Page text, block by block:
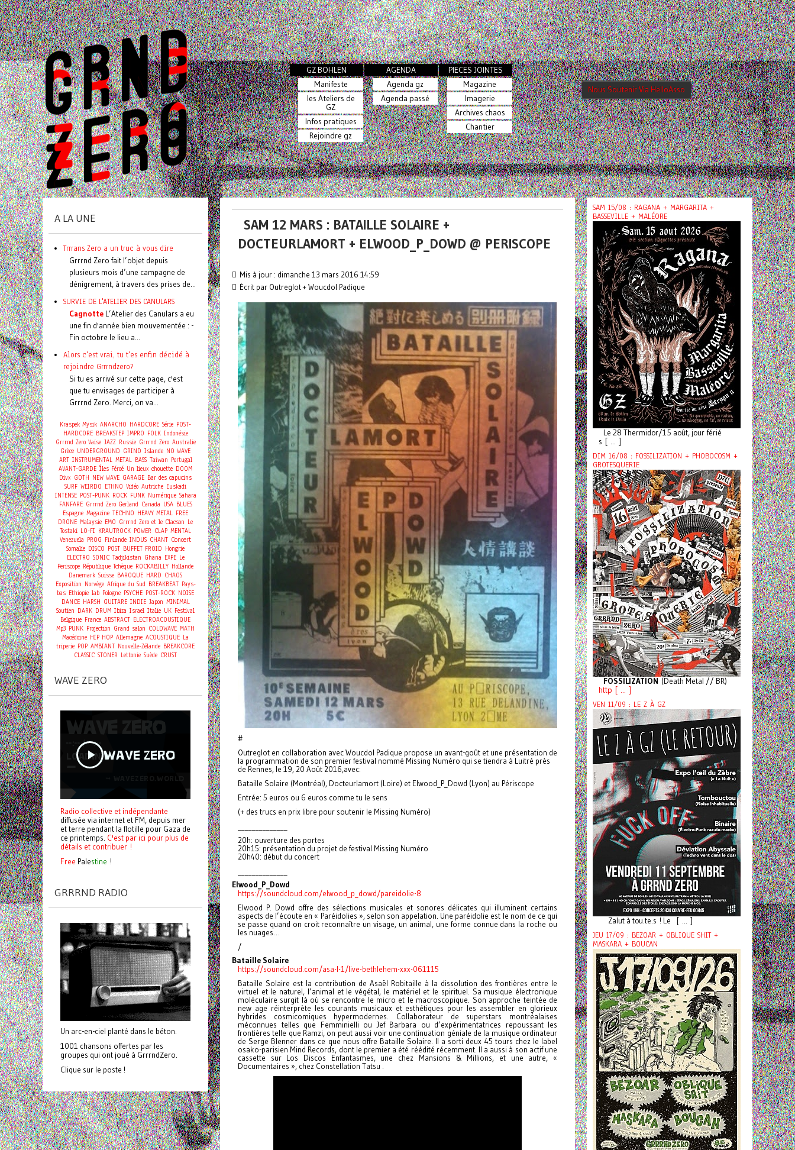
GZ BOHLEN
Manifeste
les Ateliers de
GZ
Infos pratiques
Rejoindre gz
AGENDA
Agenda gz
Agenda passé
PIECES JOINTES
Magazine
Imagerie
Archives chaos
Chantier
Nous Soutenir Via HelloAsso
SAM 12 MARS : BATAILLE SOLAIRE +
DOCTEURLAMORT + ELWOOD_P_DOWD @ PERISCOPE
Mis à jour : dimanche 13 mars 2016 14:59
Écrit par Outreglot + Woucdol Padique
#
Outreglot en collaboration avec Woucdol Padique propose un avant-goût et une présentation de
la programmation de son premier festival nommé Missing Numéro qui se tiendra à Luitré près
de Rennes, le 19, 20 Août 2016,avec:
Bataille Solaire (Montréal), Docteurlamort (Loire) et Elwood_P_Dowd (Lyon) au Périscope
Entrée: 5 euros ou 6 euros comme tu le sens
(+ des trucs en prix libre pour soutenir le Missing Numéro)
20h: ouverture des portes
20h15: présentation du projet de festival Missing Numéro
20h40: début du concert
Elwood_P_Dowd
https://soundcloud.com/elwood_p_dowd/pareidolie-8
Elwood P. Dowd offre des sélections musicales et sonores délicates qui illuminent certains
aspects de l’écoute en « Paréidolies », selon son appelation. Une paréidolie est le nom de ce qui
se passe quand on croit reconnaître un visage, un animal, une forme connue dans la roche ou
les nuages…
/
Bataille Solaire
https://soundcloud.com/asa-l-1/live-bethlehem-xxx-061115
Bataille Solaire est la contribution de Asaël Robitaille à la dissolution des frontières entre le
virtuel et le naturel, l’animal et le végétal, le matériel et le spirituel. Sa musique électronique
moléculaire surgit là où se rencontre le micro et le macroscopique. Son approche teintée de
new age réinterprète les courants musicaux et esthétiques pour les assembler en glorieux
hybrides cosmicomiques hypermodernes. Collaborateur de superstars montréalaises
méconnues telles que Femminielli ou Jef Barbara ou d’expérimentatrices repoussant les
frontières telle que Ramzi, on peut aussi voir une continuation géniale de la musique ordinateur
de Serge Blenner dans ce que nous offre Bataille Solaire. Il a sorti deux 45 tours chez le label
osako-parisien Mind Records, dont le premier a été réédité récemment. Il a aussi à son actif une
cassette sur Los Discos Enfantasmes, une chez Mansions & Millions, et une autre, «
Documentaires », chez Constellation Tatsu .
A LA UNE
Trrrans Zero a un truc à vous dire
Grrrnd Zero fait l’objet depuis
plusieurs mois d’une campagne de
dénigrement, à travers des prises de...
SURVIE DE L'ATELIER DES CANULARS
Cagnotte L’Atelier des Canulars a eu
une fin d'année bien mouvementée : -
Fin octobre le lieu a...
Alors c'est vrai, tu t'es enfin décidé à
rejoindre Grrrndzero?
Si tu es arrivé sur cette page, c'est
que tu envisages de participer à
Grrrnd Zero. Merci, on va...
Kraspek Mysik ANARCHO HARDCORE Série POST-
HARDCORE BREAKSTEP IMPRO FOLK Indonésie
Grrrnd Zero Vaise JAZZ Russie Grrrnd Zero Australie
Grèce UNDERGROUND GRIND Islande NO WAVE
ART INSTRUMENTAL METAL BASS Taiwan Portugal
AVANT-GARDE Îles Féroé Un lieux chouette DOOM
Divx GOTH NEW WAVE GARAGE Bar des capucins
SURF WEIRDO ETHNO Vidéo Autriche Euskadi
INTENSE POST-PUNK ROCK FUNK Numérique Sahara
FANFARE Grrrnd Zero Gerland Canada USA BLUES
Espagne Magazine TECHNO HEAVY METAL FREE
DRONE Malaysie EMO Grrrnd Zero et le Clacson Le
Tostaki LO-FI KRAUTROCK POWER CLAP MENTAL
Venezuela PROG Finlande INDUS CHANT Concert
Somalie DISCO POST BUFFET FROID Hongrie
ELECTRO SONIC Tadjikistan Ghana EXPE Le
Periscope République Tchèque ROCKABILLY Hollande
Danemark Suisse BAROQUE HARD CHAOS
Exposition Norvège Afrique du Sud BREAKBEAT Pays-
bas Ethiopie lab Pologne PSYCHE POST-ROCK NOISE
DANCE HARSH GUITARE INDIE Japon MINIMAL
Soutien DARK DRUM Ibiza Israel Italie UK Festival
Belgique France ABSTRACT ELECTROACOUSTIQUE
Mp3 PUNK Projection Grand salon COLDWAVE MATH
Macédoine HIP HOP Allemagne ACOUSTIQUE La
triperie POP AMBIANT Nouvelle-Zélande BREAKCORE
CLASSIC STONER Lettonie Suède CRUST
WAVE ZERO
Radio collective et indépendante
diffusée via internet et FM, depuis mer
et terre pendant la flotille pour Gaza de
ce printemps. C'est par ici pour plus de
détails et contribuer !
Free Palestine !
GRRRND RADIO
Un arc-en-ciel planté dans le béton.
1001 chansons offertes par les
groupes qui ont joué à GrrrndZero.
Clique sur le poste !
SAM 15/08 : RAGANA + MARGARITA +
BASSEVILLE + MALÉORE
Le 28 Thermidor/15 août, jour férié
s [ ... ]
DIM 16/08 : FOSSILIZATION + PHOBOCOSM +
GROTESQUERIE
FOSSILIZATION (Death Metal // BR)
http [ ... ]
VEN 11/09 : LE Z À GZ
Zalut à tou.te.s ! Le [ ... ]
JEU 17/09 : BEZOAR + OBLIQUE SHIT +
MASKARA + BOUCAN